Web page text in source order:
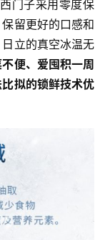
门子采用零度保
留更好的口感和
立的真空冰温无
便、爱囤积一周
拟的锁鲜技术优